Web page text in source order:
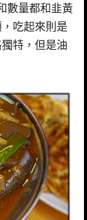
數量都和韭黃
吃起來則是
特，但是油